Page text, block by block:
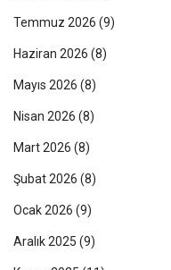
Temmuz 2026 (9)
Haziran 2026 (8)
Mayıs 2026 (8)
Nisan 2026 (8)
Mart 2026 (8)
Şubat 2026 (8)
Ocak 2026 (9)
Aralık 2025 (9)